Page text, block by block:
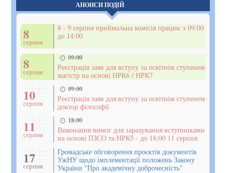
АНОНСИ ПОДІЙ
8
серпня
8 - 9 серпня приймальна комісія працює з 09:00
до 14:00
8
серпня
09:00
Реєстрація заяв для вступу за освітнім ступенем
магістр на основі НРК6 / НРК7
10
серпня
09:00
Реєстрація заяв для вступу за освітнім ступенем
доктор філософії
11
серпня
18:00
Виконання вимог для зарахування вступниками
на основі ПЗСО та НРК5 - до 18:00 11 серпня
17
серпня
Громадське обговорення проєктів документів
УжНУ щодо імплементації положень Закону
України "Про академічну доброчесність"